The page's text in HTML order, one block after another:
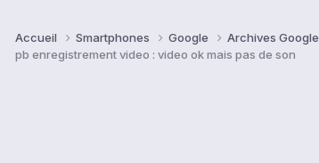
Accueil Smartphones Google Archives Google
pb enregistrement video : video ok mais pas de son